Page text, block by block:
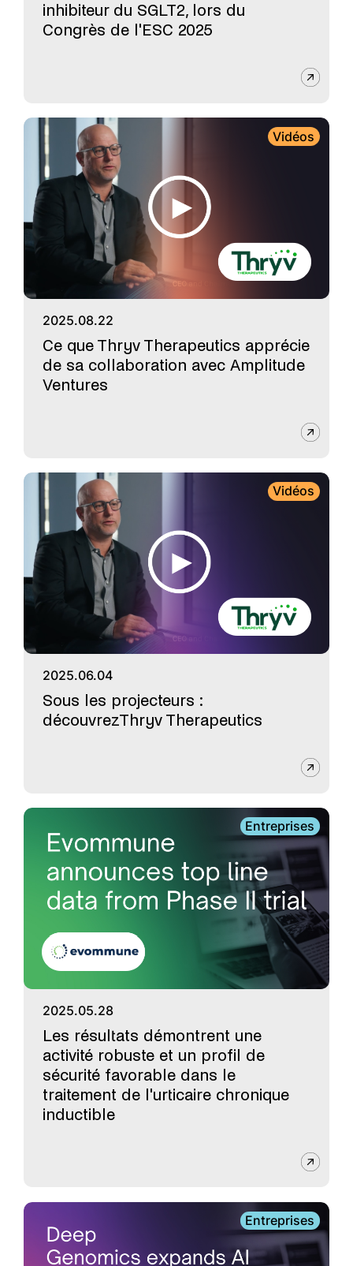
inhibiteur du SGLT2, lors du
Congrès de l'ESC 2025
Vidéos
2025.08.22
Ce que Thryv Therapeutics apprécie
de sa collaboration avec Amplitude
Ventures
Vidéos
2025.06.04
Sous les projecteurs :
découvrezThryv Therapeutics
Entreprises
2025.05.28
Les résultats démontrent une
activité robuste et un profil de
sécurité favorable dans le
traitement de l'urticaire chronique
inductible
Entreprises